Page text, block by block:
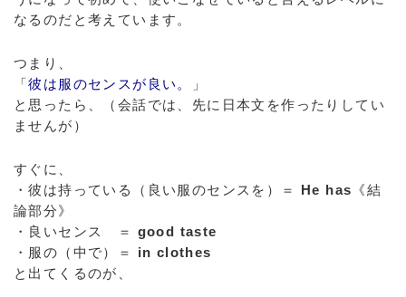
なるのだと考えています。
つまり、
「彼は服のセンスが良い。
」
と思ったら、（会話では、先に日本文を作ったりしてい
ませんが）
すぐに、
・彼は持っている（良い服のセンスを）＝ He has 《結
論部分》
・良いセンス ＝ good taste
・服の（中で）＝ in clothes
と出てくるのが、